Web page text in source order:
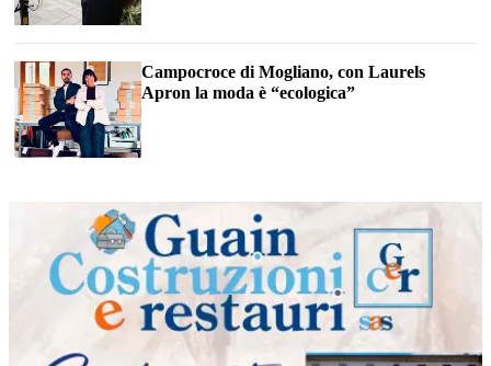
Campocroce di Mogliano, con Laurels
Apron la moda è “ecologica”